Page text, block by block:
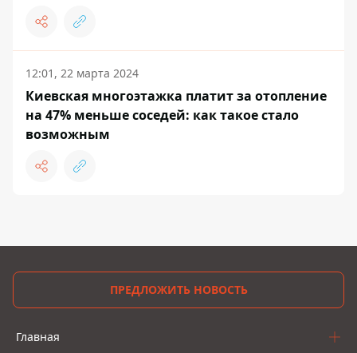
12:01, 22 марта 2024
Киевская многоэтажка платит за отопление
на 47% меньше соседей: как такое стало
возможным
ПРЕДЛОЖИТЬ НОВОСТЬ
Главная